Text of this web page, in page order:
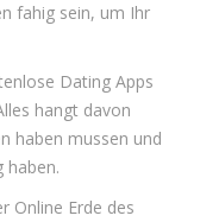
fahig sein, um Ihr
Dating Apps
hangt davon
haben mussen und
haben.
Online Erde des